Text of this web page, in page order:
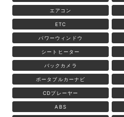
エアコン
ETC
パワーウィンドウ
シートヒーター
バックカメラ
ポータブルカーナビ
CDプレーヤー
ABS